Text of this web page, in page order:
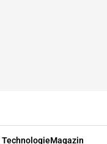
TechnologieMagazin